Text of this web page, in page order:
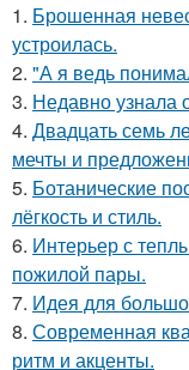
1. Брошенная
устроилась.
2. "А я ведь
3. Недавно узнала
4. Двадцать семь
мечты и
5. Ботанические
лёгкость и стиль.
6. Интерьер с
пожилой пары.
7. Идея для
8. Современная
ритм и акценты.